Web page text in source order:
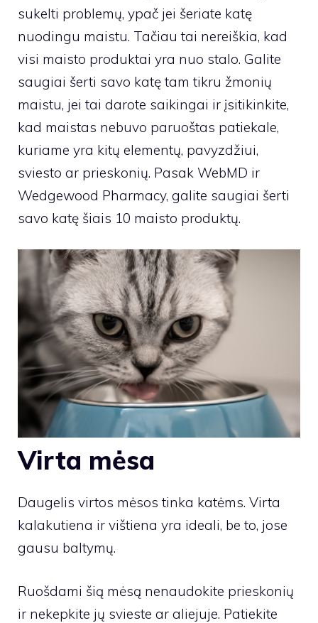
sukelti problemų, ypač jei šeriate katę
nuodingu maistu. Tačiau tai nereiškia, kad
visi maisto produktai yra nuo stalo. Galite
saugiai šerti savo katę tam tikru žmonių
maistu, jei tai darote saikingai ir įsitikinkite,
kad maistas nebuvo paruoštas patiekale,
kuriame yra kitų elementų, pavyzdžiui,
sviesto ar prieskonių. Pasak WebMD ir
Wedgewood Pharmacy, galite saugiai šerti
savo katę šiais 10 maisto produktų.
Virta mėsa
Daugelis virtos mėsos tinka katėms. Virta
kalakutiena ir vištiena yra ideali, be to, jose
gausu baltymų.
Ruošdami šią mėsą nenaudokite prieskonių
ir nekepkite jų svieste ar aliejuje. Patiekite